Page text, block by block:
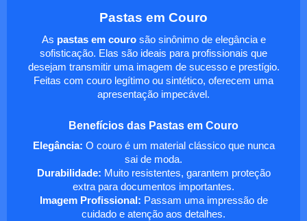
Pastas em Couro
As pastas em courosão sinônimo de elegância e
sofisticação. Elas são ideais para profissionais que
desejam transmitir uma imagem de sucesso e prestígio.
Feitas com couro legítimo ou sintético, oferecem uma
apresentação impecável.
Benefícios das Pastas em Couro
Elegância: O couro é um material clássico que nunca
sai de moda.
Durabilidade: Muito resistentes, garantem proteção
extra para documentos importantes.
Imagem Profissional: Passam uma impressão de
cuidado e atenção aos detalhes.